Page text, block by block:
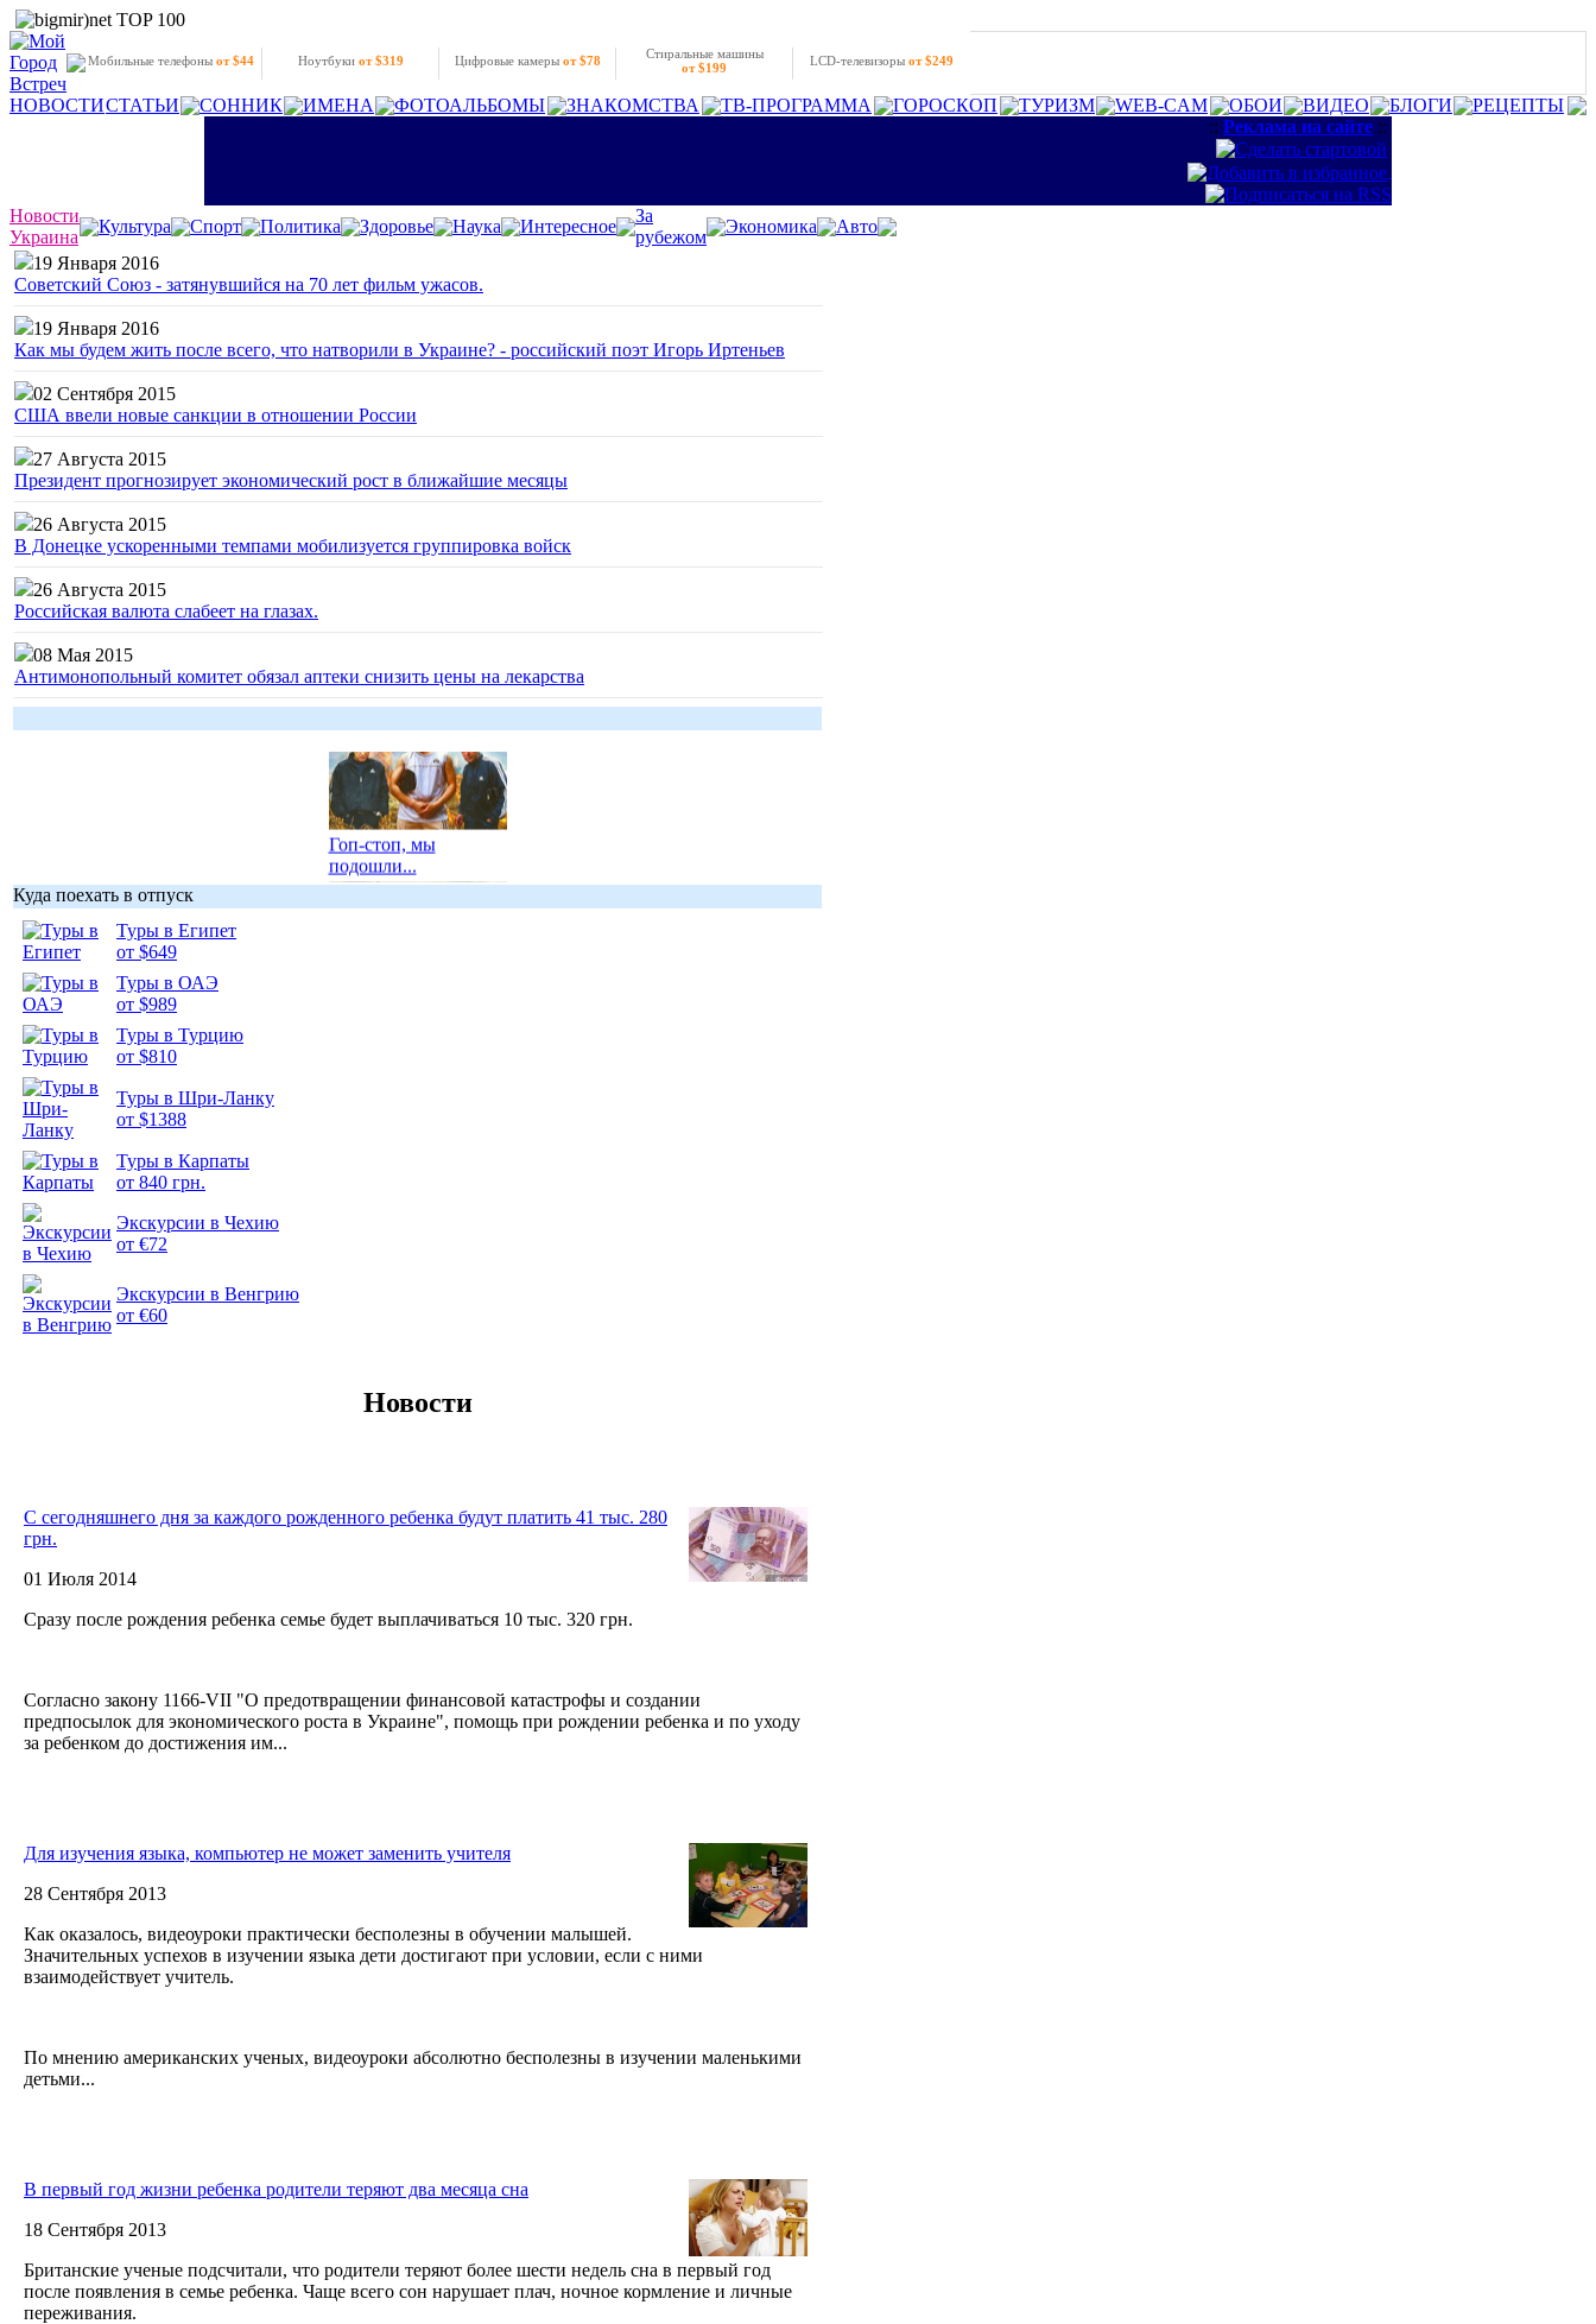
Мобильные телефоны от $44 Ноутбуки от $319 Цифровые камеры от $78
Стиральные машины
от $199
LCD-телевизоры от $249
НОВОСТИСТАТЬИ СОННИК ИМЕНА ФОТОАЛЬБОМЫ ЗНАКОМСТВА ТВ-ПРОГРАММА ГОРОСКОП ТУРИЗМ WEB-CAM ОБОИ ВИДЕО БЛОГИ
РЕЦЕПТЫ
:: Реклама на сайте ::
Новости
Украина
Культура Спорт Политика Здоровье Наука Интересное
За
рубежом
Экономика
Авто
19 Января 2016
Советский Союз - затянувшийся на 70 лет фильм ужасов.
19 Января 2016
Как мы будем жить после всего, что натворили в Украине? - российский поэт Игорь Иртеньев
02 Сентября 2015
США ввели новые санкции в отношении России
27 Августа 2015
Президент прогнозирует экономический рост в ближайшие месяцы
26 Августа 2015
В Донецке ускоренными темпами мобилизуется группировка войск
26 Августа 2015
Российская валюта слабеет на глазах.
08 Мая 2015
Антимонопольный комитет обязал аптеки снизить цены на лекарства
Гоп-стоп, мы
подошли...
Куда поехать в отпуск
Туры в Египет
от $649
Туры в ОАЭ
от $989
Туры в Турцию
от $810
Туры в Шри-Ланку
от $1388
Туры в Карпаты
от 840 грн.
Экскурсии в Чехию
от €72
Экскурсии в Венгрию
от €60
Новости
С сегодняшнего дня за каждого рожденного ребенка будут платить 41 тыс. 280
грн.
01 Июля 2014
Сразу после рождения ребенка семье будет выплачиваться 10 тыс. 320 грн.
Согласно закону 1166-VII "О предотвращении финансовой катастрофы и создании
предпосылок для экономического роста в Украине", помощь при рождении ребенка и по уходу
за ребенком до достижения им...
Для изучения языка, компьютер не может заменить учителя
28 Сентября 2013
Как оказалось, видеоуроки практически бесполезны в обучении малышей.
Значительных успехов в изучении языка дети достигают при условии, если с ними
взаимодействует учитель.
По мнению американских ученых, видеоуроки абсолютно бесполезны в изучении маленькими
детьми...
В первый год жизни ребенка родители теряют два месяца сна
18 Сентября 2013
Британские ученые подсчитали, что родители теряют более шести недель сна в первый год
после появления в семье ребенка. Чаще всего сон нарушает плач, ночное кормление и личные
переживания.